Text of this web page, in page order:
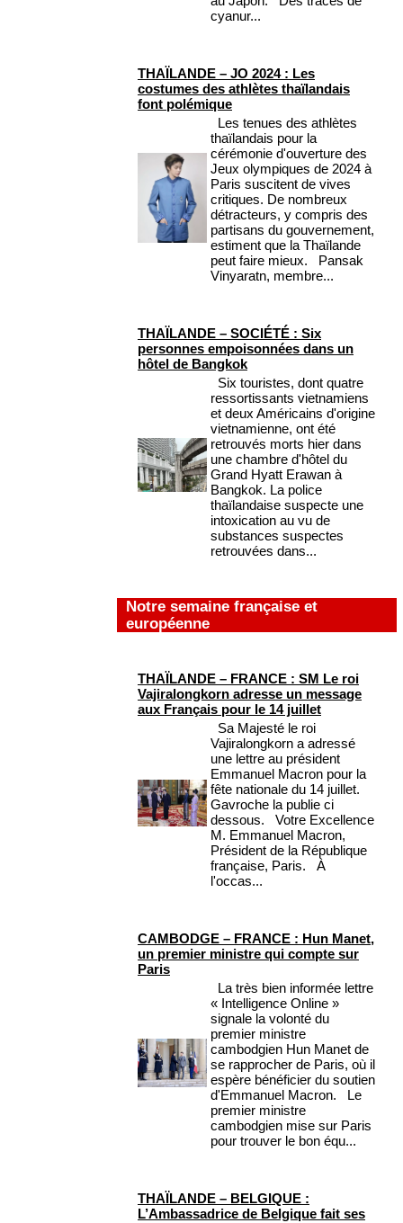
cyanur...
THAÏLANDE – JO 2024 : Les
costumes des athlètes thaïlandais
font polémique
Les tenues des athlètes
thaïlandais pour la
cérémonie d'ouverture des
Jeux olympiques de 2024 à
Paris suscitent de vives
critiques. De nombreux
détracteurs, y compris des
partisans du gouvernement,
estiment que la Thaïlande
peut faire mieux. Pansak
Vinyaratn, membre...
THAÏLANDE – SOCIÉTÉ : Six
personnes empoisonnées dans un
hôtel de Bangkok
Six touristes, dont quatre
ressortissants vietnamiens
et deux Américains d'origine
vietnamienne, ont été
retrouvés morts hier dans
une chambre d'hôtel du
Grand Hyatt Erawan à
Bangkok. La police
thaïlandaise suspecte une
intoxication au vu de
substances suspectes
retrouvées dans...
Notre semaine française et
européenne
THAÏLANDE – FRANCE : SM Le roi
Vajiralongkorn adresse un message
aux Français pour le 14 juillet
Sa Majesté le roi
Vajiralongkorn a adressé
une lettre au président
Emmanuel Macron pour la
fête nationale du 14 juillet.
Gavroche la publie ci
dessous. Votre Excellence
M. Emmanuel Macron,
Président de la République
française, Paris. À
l'occas...
CAMBODGE – FRANCE : Hun Manet,
un premier ministre qui compte sur
Paris
La très bien informée lettre
« Intelligence Online »
signale la volonté du
premier ministre
cambodgien Hun Manet de
se rapprocher de Paris, où il
espère bénéficier du soutien
d'Emmanuel Macron. Le
premier ministre
cambodgien mise sur Paris
pour trouver le bon équ...
THAÏLANDE – BELGIQUE :
L’Ambassadrice de Belgique fait ses